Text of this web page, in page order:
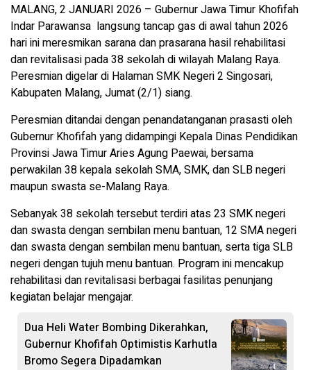
MALANG, 2 JANUARI 2026 – Gubernur Jawa Timur Khofifah
Indar Parawansa langsung tancap gas di awal tahun 2026
hari ini meresmikan sarana dan prasarana hasil rehabilitasi
dan revitalisasi pada 38 sekolah di wilayah Malang Raya.
Peresmian digelar di Halaman SMK Negeri 2 Singosari,
Kabupaten Malang, Jumat (2/1) siang.
Peresmian ditandai dengan penandatanganan prasasti oleh
Gubernur Khofifah yang didampingi Kepala Dinas Pendidikan
Provinsi Jawa Timur Aries Agung Paewai, bersama
perwakilan 38 kepala sekolah SMA, SMK, dan SLB negeri
maupun swasta se-Malang Raya.
Sebanyak 38 sekolah tersebut terdiri atas 23 SMK negeri
dan swasta dengan sembilan menu bantuan, 12 SMA negeri
dan swasta dengan sembilan menu bantuan, serta tiga SLB
negeri dengan tujuh menu bantuan. Program ini mencakup
rehabilitasi dan revitalisasi berbagai fasilitas penunjang
kegiatan belajar mengajar.
Dua Heli Water Bombing Dikerahkan,
Gubernur Khofifah Optimistis Karhutla
Bromo Segera Dipadamkan